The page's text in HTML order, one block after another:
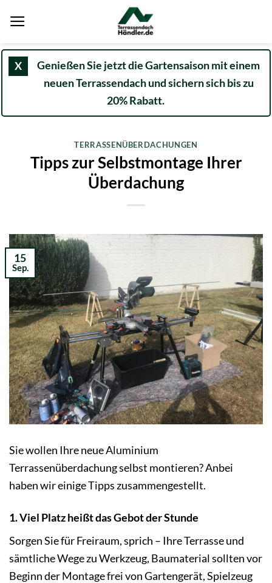
Inhalt
X
Genießen Sie jetzt die Gartensaison mit einem
neuen Terrassendach und sichern sich bis zu
20% Rabatt.
TERRASSENÜBERDACHUNGEN
Tipps zur Selbstmontage Ihrer
Überdachung
15
Sep.
Sie wollen Ihre neue Aluminium
Terrassenüberdachung selbst montieren? Anbei
haben wir einige Tipps zusammengestellt.
1. Viel Platz heißt das Gebot der Stunde
Sorgen Sie für Freiraum, sprich – Ihre Terrasse und
sämtliche Wege zu Werkzeug, Baumaterial sollten vor
Beginn der Montage frei von Gartengerät, Spielzeug